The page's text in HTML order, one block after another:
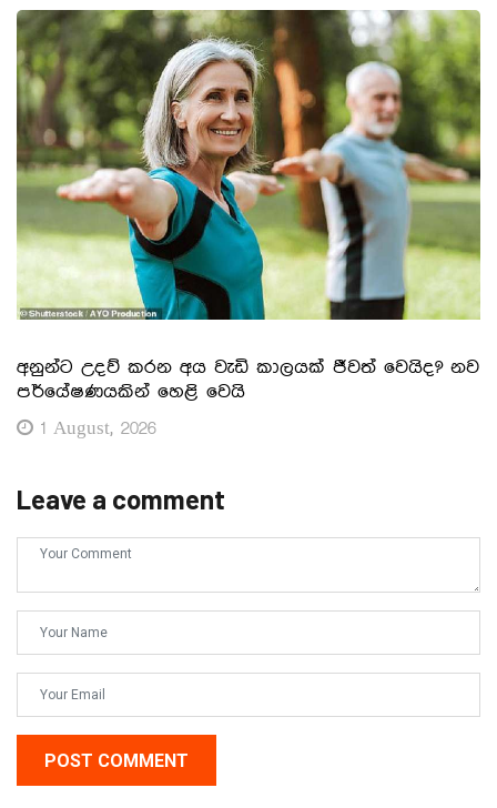
අනුන්ට උදව් කරන අය වැඩි කාලයක් ජීවත් වෙයිද? නව
පර්යේෂණයකින් හෙළි වෙයි
1 August, 2026
Leave a comment
POST COMMENT